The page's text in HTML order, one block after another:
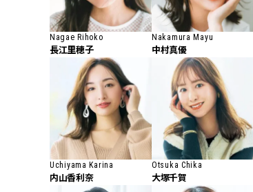
Nagae Rihoko
長江里穂子
Nakamura Mayu
中村真優
Uchiyama Karina
内山香利奈
Otsuka Chika
大塚千賀